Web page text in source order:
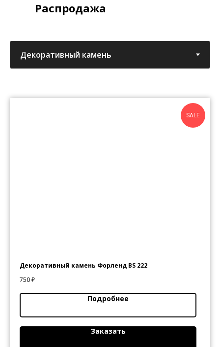
Распродажа
SALE
Декоративный камень Форленд BS 222
750₽
Подробнее
Заказать